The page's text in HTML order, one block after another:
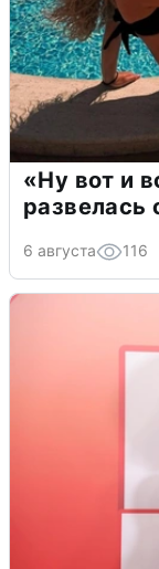
«Ну вот и
6 августа 116